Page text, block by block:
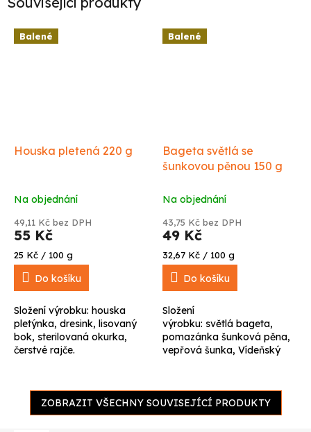
Balené
Houska pletená 220 g
Na objednání
49,11 Kč bez DPH
55 Kč
Měrná
cena:
25 Kč / 100 g
Do košíku
Složení výrobku: houska
pletýnka, dresink, lisovaný
bok, sterilovaná okurka,
čerstvé rajče.
Balené
Bageta světlá se
šunkovou pěnou 150 g
Na objednání
43,75 Kč bez DPH
49 Kč
Měrná
cena:
32,67 Kč / 100 g
Do košíku
Složení
výrobku: světlá bageta,
pomazánka šunková pěna,
vepřová šunka, Vídeňský
ZOBRAZIT VŠECHNY SOUVISEJÍCÍ PRODUKTY